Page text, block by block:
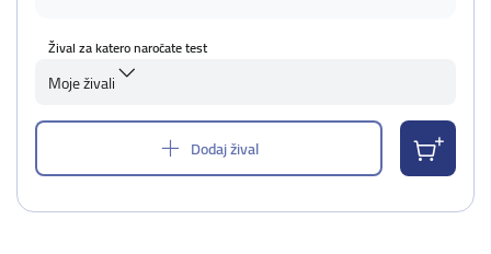
Žival za katero naročate test
Moje živali
Dodaj žival